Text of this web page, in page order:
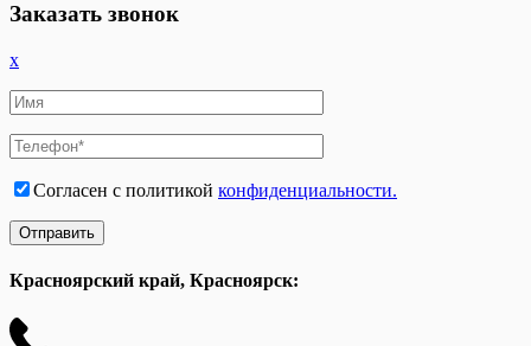
Заказать звонок
x
Согласен с политикой конфиденциальности.
Красноярский край, Красноярск: